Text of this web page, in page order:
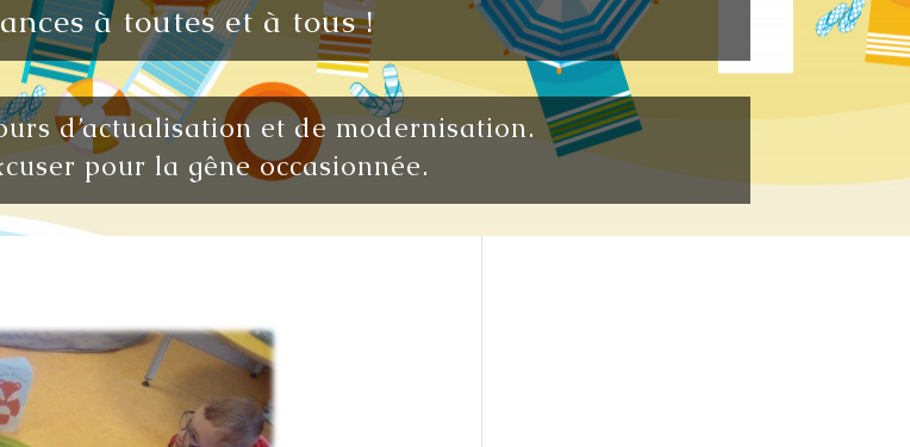
à toutes et à tous !
d’actualisation et de modernisation.
pour la gêne occasionnée.